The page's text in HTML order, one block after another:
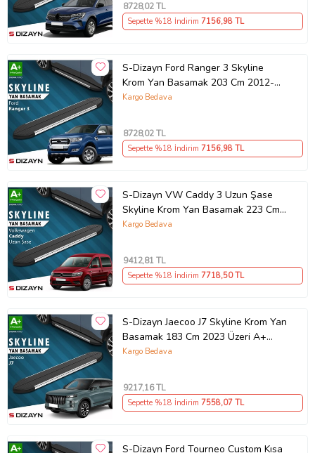
8728,02 TL
Sepette %18 İndirim 7156,98 TL
S-Dizayn Ford Ranger 3 Skyline
Krom Yan Basamak 203 Cm 2012-
2022 A+ Kalite
Kargo Bedava
8728,02 TL
Sepette %18 İndirim 7156,98 TL
S-Dizayn VW Caddy 3 Uzun Şase
Skyline Krom Yan Basamak 223 Cm
2004-2020 A+ Kalite
Kargo Bedava
9412,81 TL
Sepette %18 İndirim 7718,50 TL
S-Dizayn Jaecoo J7 Skyline Krom Yan
Basamak 183 Cm 2023 Üzeri A+
Kalite
Kargo Bedava
9217,16 TL
Sepette %18 İndirim 7558,07 TL
S-Dizayn Ford Tourneo Custom Kısa